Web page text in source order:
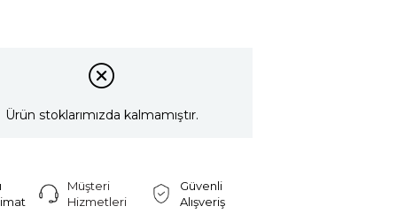
Ürün stoklarımızda kalmamıştır.
Müşteri
Hizmetleri
Güvenli
Alışveriş